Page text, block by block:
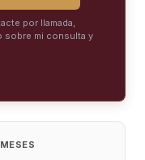
por llamada,
sobre mi consulta y